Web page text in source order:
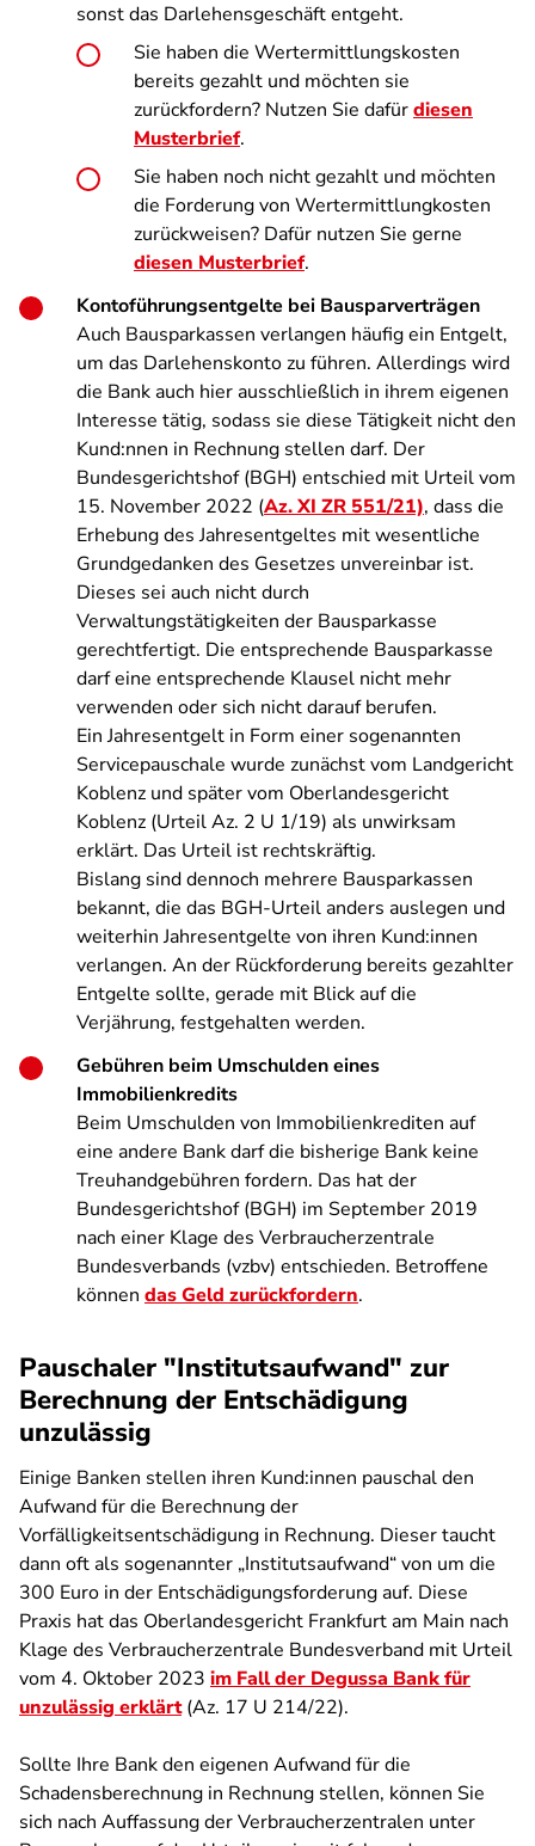
sonst das Darlehensgeschäft entgeht.
Sie haben die Wertermittlungskosten
bereits gezahlt und möchten sie
zurückfordern? Nutzen Sie dafürdiesen
Musterbrief.
Sie haben noch nicht gezahlt und möchten
die Forderung von Wertermittlungkosten
zurückweisen? Dafür nutzen Sie gerne
diesen Musterbrief.
Kontoführungsentgelte bei Bausparverträgen
Auch Bausparkassen verlangen häufig ein Entgelt,
um das Darlehenskonto zu führen. Allerdings wird
die Bank auch hier ausschließlich in ihrem eigenen
Interesse tätig, sodass sie diese Tätigkeit nicht den
Kund:nnen in Rechnung stellen darf. Der
Bundesgerichtshof (BGH) entschied mit Urteil vom
15. November 2022 (Az. XI ZR 551/21), dass die
Erhebung des Jahresentgeltes mit wesentliche
Grundgedanken des Gesetzes unvereinbar ist.
Dieses sei auch nicht durch
Verwaltungstätigkeiten der Bausparkasse
gerechtfertigt. Die entsprechende Bausparkasse
darf eine entsprechende Klausel nicht mehr
verwenden oder sich nicht darauf berufen.
Ein Jahresentgelt in Form einer sogenannten
Servicepauschale wurde zunächst vom Landgericht
Koblenz und später vom Oberlandesgericht
Koblenz (Urteil Az. 2 U 1/19) als unwirksam
erklärt. Das Urteil ist rechtskräftig.
Bislang sind dennoch mehrere Bausparkassen
bekannt, die das BGH-Urteil anders auslegen und
weiterhin Jahresentgelte von ihren Kund:innen
verlangen. An der Rückforderung bereits gezahlter
Entgelte sollte, gerade mit Blick auf die
Verjährung, festgehalten werden.
Gebühren beim Umschulden eines
Immobilienkredits
Beim Umschulden von Immobilienkrediten auf
eine andere Bank darf die bisherige Bank keine
Treuhandgebühren fordern. Das hat der
Bundesgerichtshof (BGH) im September 2019
nach einer Klage des Verbraucherzentrale
Bundesverbands (vzbv) entschieden. Betroffene
können das Geld zurückfordern.
Pauschaler "Institutsaufwand" zur
Berechnung der Entschädigung
unzulässig
Einige Banken stellen ihren Kund:innen pauschal den
Aufwand für die Berechnung der
Vorfälligkeitsentschädigung in Rechnung. Dieser taucht
dann oft als sogenannter „Institutsaufwand“ von um die
300 Euro in der Entschädigungsforderung auf. Diese
Praxis hat das Oberlandesgericht Frankfurt am Main nach
Klage des Verbraucherzentrale Bundesverband mit Urteil
vom 4. Oktober 2023 im Fall der Degussa Bank für
unzulässig erklärt(Az. 17 U 214/22).
Sollte Ihre Bank den eigenen Aufwand für die
Schadensberechnung in Rechnung stellen, können Sie
sich nach Auffassung der Verbraucherzentralen unter